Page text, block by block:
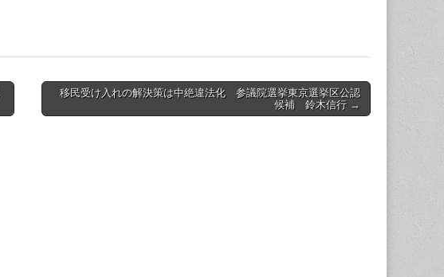
移民受け入れの解決策は中絶違法化 参議院選挙東京選挙区公認
候補 鈴木信行 →